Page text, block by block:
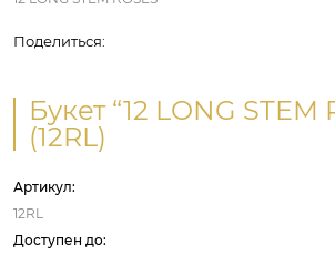
Поделиться:
Букет “12 LONG STEM
(12RL)
Артикул:
12RL
Доступен до: